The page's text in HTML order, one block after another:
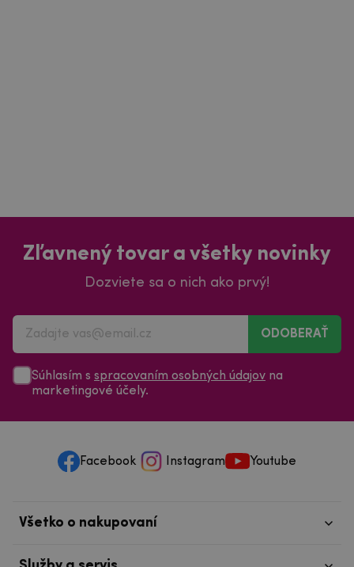
Zľavnený tovar a všetky novinky
Dozviete sa o nich ako prvý!
ODOBERAŤ
Súhlasím s spracovaním osobných údajov na
marketingové účely.
Facebook Instagram Youtube
Všetko o nakupovaní